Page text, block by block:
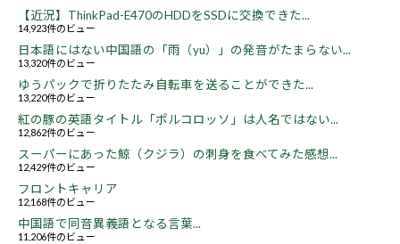
【近況】ThinkPad-E470のHDDをSSDに交換できた...
14,923件のビュー
日本語にはない中国語の「雨（yu）」の発音がたまらない...
13,320件のビュー
ゆうパックで折りたたみ自転車を送ることができた...
13,220件のビュー
紅の豚の英語タイトル「ポルコロッソ」は人名ではない...
12,862件のビュー
スーパーにあった鯨（クジラ）の刺身を食べてみた感想...
12,429件のビュー
フロントキャリア
12,168件のビュー
中国語で同音異義語となる言葉...
11,206件のビュー